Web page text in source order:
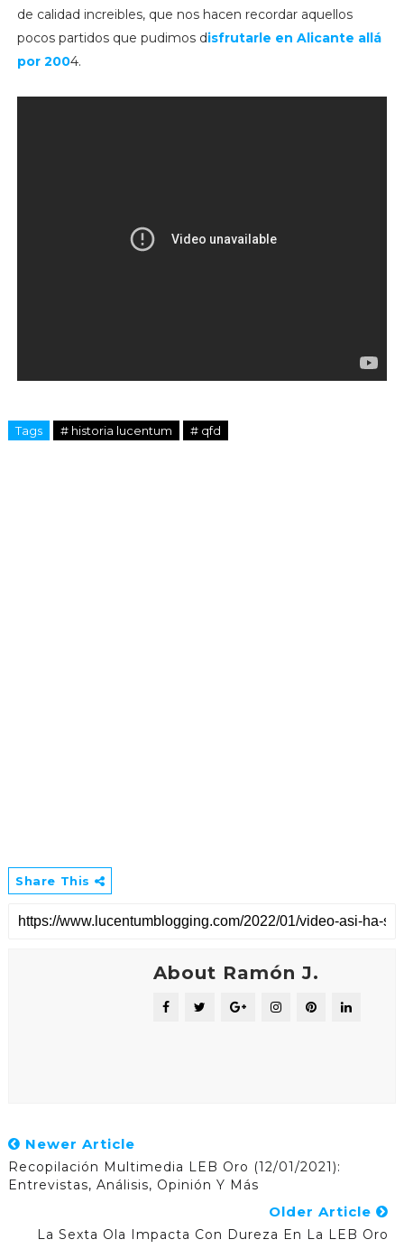
de calidad increibles, que nos hacen recordar aquellos
pocos partidos que pudimos disfrutarle en Alicante allá
por 2004.
Tags # historia lucentum # qfd
Share This
About Ramón J.
Newer Article
Recopilación Multimedia LEB Oro (12/01/2021):
Entrevistas, Análisis, Opinión Y Más
Older Article
La Sexta Ola Impacta Con Dureza En La LEB Oro